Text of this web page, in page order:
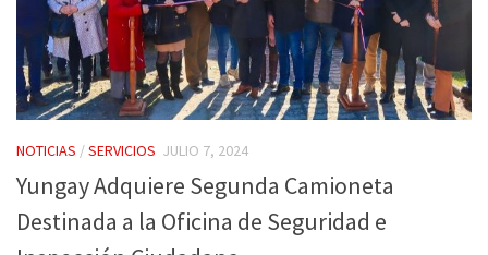
NOTICIAS /SERVICIOS JULIO 7, 2024
Yungay Adquiere Segunda Camioneta
Destinada a la Oficina de Seguridad e